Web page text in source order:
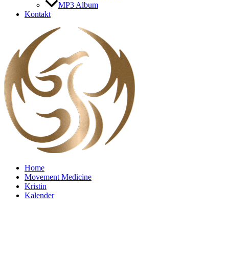
MP3 Album
Kontakt
Home
Movement Medicine
Kristin
Kalender